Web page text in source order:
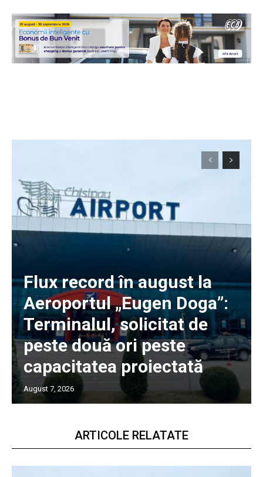
Flux record în august la
Aeroportul „Eugen Doga”:
Terminalul, solicitat de
peste două ori peste
capacitatea proiectată
August 7, 2026
ARTICOLE RELATATE